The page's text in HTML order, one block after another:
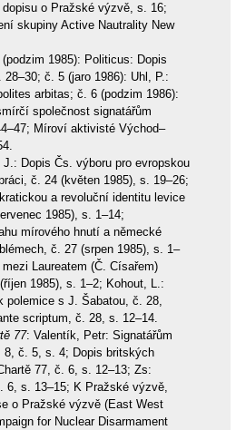
o Pražské výzvě, s. 16;
skupiny Active Nautrality New
1985): Politicus: Dopis
č. 5 (jaro 1986): Uhl, P.:
arbitas; č. 6 (podzim 1986):
společnost signatářům
Míroví aktivisté Východ–
Dopis Čs. výboru pro evropskou
č. 24 (květen 1985), s. 19–26;
a revoluční identitu levice
1985), s. 1–14;
mírového hnutí a německé
č. 27 (srpen 1985), s. 1–
Laureatem (Č. Císařem)
1985), s. 1–2; Kohout, L.:
polemice s J. Šabatou, č. 28,
scriptum, č. 28, s. 12–14.
77: Valentík, Petr: Signatářům
8, č. 5, s. 4; Dopis britských
77, č. 6, s. 12–13; Zs:
6, s. 13–15; K Pražské výzvě,
o Pražské výzvě (East West
for Nuclear Disarmament